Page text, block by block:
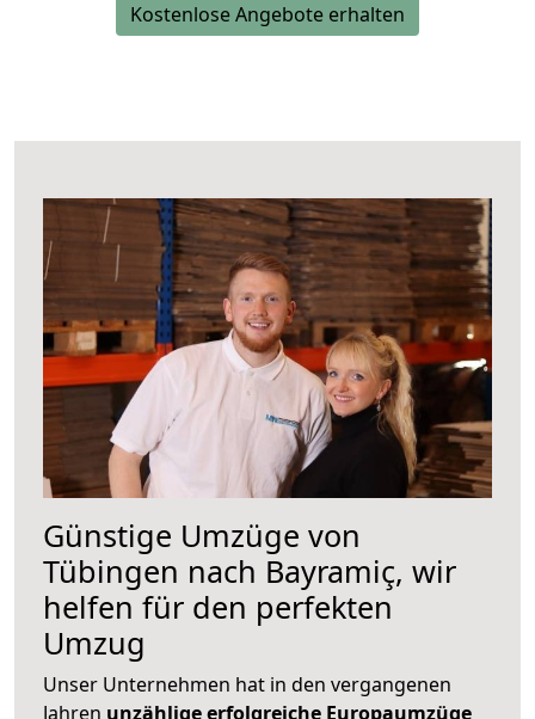
Kostenlose Angebote erhalten
Günstige Umzüge von
Tübingen nach Bayramiç, wir
helfen für den perfekten
Umzug
Unser Unternehmen hat in den vergangenen
Jahren unzählige erfolgreiche Europaumzüge